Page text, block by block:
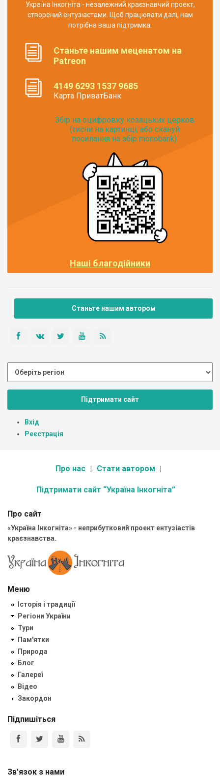
Україна Інкогніта - незалежний краєзнавчий проект,
створений ентузіастами. Щоб працювати далі, нам
потрібна ваша підтримка.
Станьте нашим меценатом на
Patreon
4149 6293 1537 9685
Карта ПриватБанк
Збір на оцифровку козацьких церков
(тисни на картинці, або скануй
посилання на збір monobank):
Наші благодійники
Станьте нашим автором
Підтримати сайт
Вхід
Реєстрація
Про нас Стати автором
Підтримати сайт “Україна Інкогніта”
Про сайт
«Україна Інкогніта» - неприбутковий проект ентузіастів
краєзнавства.
Меню
Історія і традиції
Регіони України
Тури
Пам'ятки
Природа
Блог
Галереї
Відео
Закордон
Підпишіться
Зв'язок з нами